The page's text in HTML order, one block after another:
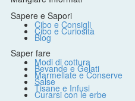
Sapere e Sapori
Cibo e Consigli
Cibo e Curiosità
Blog
Saper fare
Modi di cottura
Bevande e Gelati
Marmellate e Conserve
Salse
Tisane e Infusi
Curarsi con le erbe